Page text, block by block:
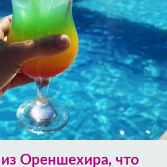
Ореншехира, что